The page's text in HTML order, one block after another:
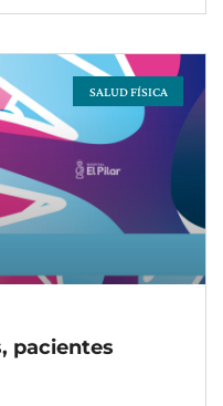
SALUD FÍSICA
pacientes